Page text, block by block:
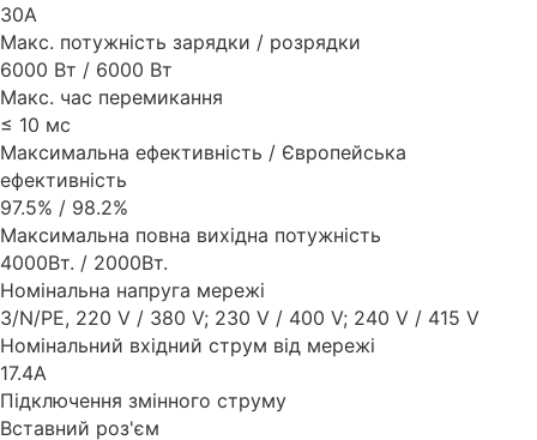
30A
Макс. потужність зарядки / розрядки
6000 Вт / 6000 Вт
Макс. час перемикання
≤ 10 мс
Максимальна ефективність / Європейська
ефективність
97.5% / 98.2%
Максимальна повна вихідна потужність
4000Вт. / 2000Вт.
Номінальна напруга мережі
3/N/PE, 220 V / 380 V; 230 V / 400 V; 240 V / 415 V
Номінальний вхідний струм від мережі
17.4А
Підключення змінного струму
Вставний роз'єм